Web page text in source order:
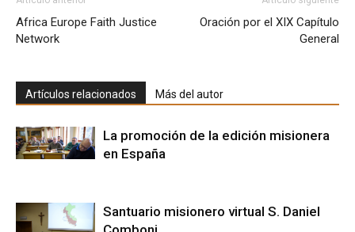
Africa Europe Faith Justice
Network
Oración por el XIX Capítulo
General
Artículos relacionados Más del autor
La promoción de la edición misionera
en España
Santuario misionero virtual S. Daniel